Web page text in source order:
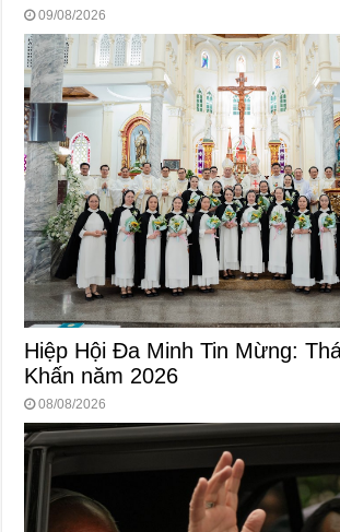
09/08/2026
Hiệp Hội Đa Minh Tin Mừng:
Khấn năm 2026
08/08/2026